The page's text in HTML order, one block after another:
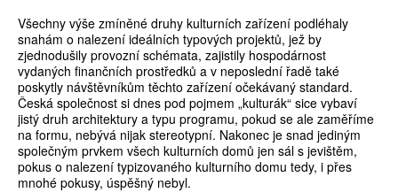
Všechny výše zmíněné druhy kulturních zařízení podléhaly
snahám o nalezení ideálních typových projektů, jež by
zjednodušily provozní schémata, zajistily hospodárnost
vydaných finančních prostředků a v neposlední řadě také
poskytly návštěvníkům těchto zařízení očekávaný standard.
Česká společnost si dnes pod pojmem „kulturák“ sice vybaví
jistý druh architektury a typu programu, pokud se ale zaměříme
na formu, nebývá nijak stereotypní. Nakonec je snad jediným
společným prvkem všech kulturních domů jen sál s jevištěm,
pokus o nalezení typizovaného kulturního domu tedy, i přes
mnohé pokusy, úspěšný nebyl.